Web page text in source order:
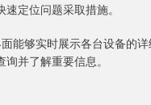
定位问题采取措施。
能够实时展示各台设备的
并了解重要信息。